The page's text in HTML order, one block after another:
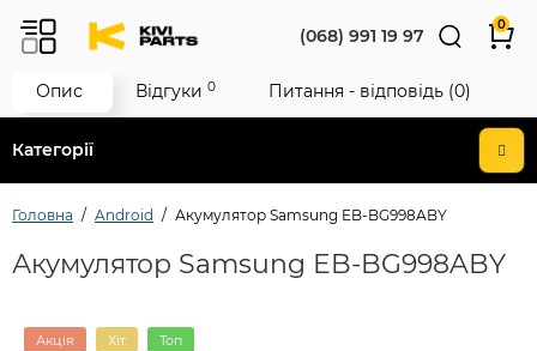
Категорії
(068) 991 19 97
0
Головна Android Акумулятор Samsung EB-BG998ABY
Акумулятор Samsung EB-BG998ABY
Акція Хіт Топ
Опис Відгуки 0 Питання - відповідь (0)